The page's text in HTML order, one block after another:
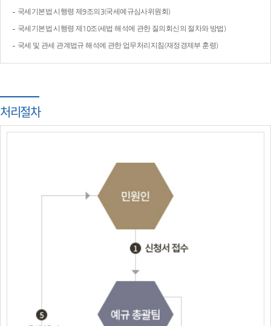
국세기본법 시행령 제9조의3(국세예규심사위원회)
국세기본법 시행령 제10조(세법 해석에 관한 질의회신의 절차와 방법)
국세 및 관세 관계법규 해석에 관한 업무처리지침(재정경제부 훈령)
처리절차